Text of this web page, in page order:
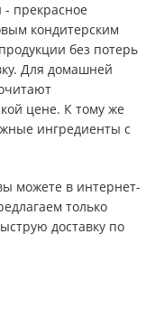
- прекрасное
кондитерским
без потерь
Для домашней
цене. К тому же
ингредиенты с
можете в интернет-
только
доставку по